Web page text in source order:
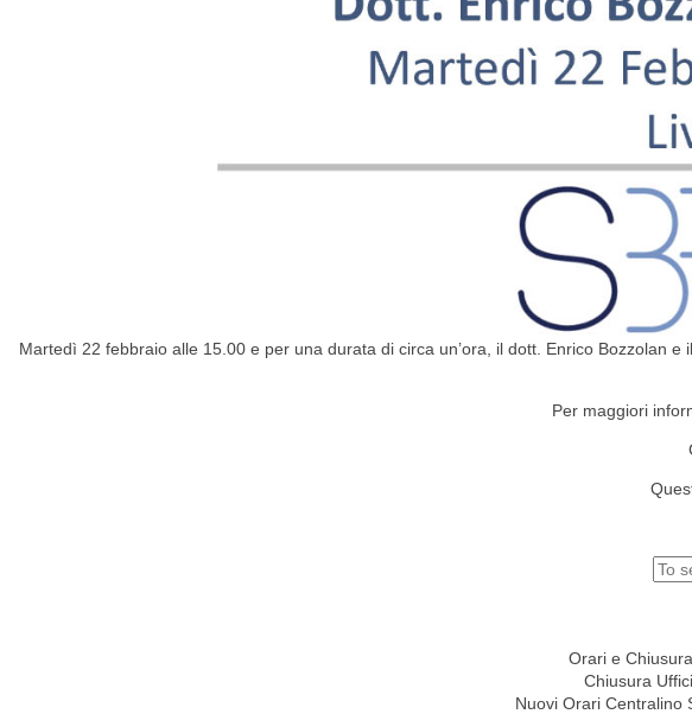
Martedì 22 febbraio alle 15.00 e per una durata di circa un’ora, il dott. Enrico Bozzolan
Per maggiori
Orari e
Chiusura
Nuovi Orari Centralino